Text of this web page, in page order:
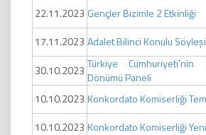
22.11.2023 Gençler Bizimle 2 Etkinliği
17.11.2023 Adalet Bilinci Konulu Söyleşi
30.10.2023 Türkiye Cumhuriyeti'nin
Dönümü Paneli
10.10.2023 Konkordato Komiserliği
10.10.2023 Konkordato Komiserliği